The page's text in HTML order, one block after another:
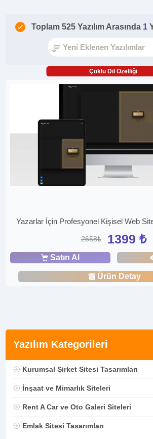
Yazılım Kategorileri
Kurumsal Şirket Sitesi Tasarımları
İnşaat ve Mimarlık Siteleri
Rent A Car ve Oto Galeri Siteleri
Emlak Sitesi Tasarımları
Toplam 525 Yazılım Arasında 1
Çoklu Dil Özelliği
Yazarlar İçin Profesyonel Kişisel Web
2658₺ 1399 ₺
Satın Al
Ürün Detay